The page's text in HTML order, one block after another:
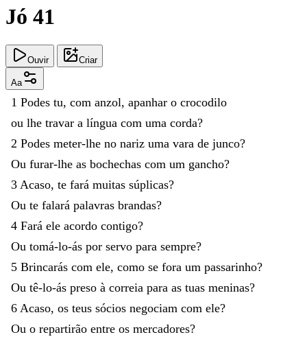
Jó 41
Ouvir Criar
Aa
1 Podes tu, com anzol, apanhar o crocodilo
ou lhe travar a língua com uma corda?
2 Podes meter-lhe no nariz uma vara de junco?
Ou furar-lhe as bochechas com um gancho?
3 Acaso, te fará muitas súplicas?
Ou te falará palavras brandas?
4 Fará ele acordo contigo?
Ou tomá-lo-ás por servo para sempre?
5 Brincarás com ele, como se fora um passarinho?
Ou tê-lo-ás preso à correia para as tuas meninas?
6 Acaso, os teus sócios negociam com ele?
Ou o repartirão entre os mercadores?